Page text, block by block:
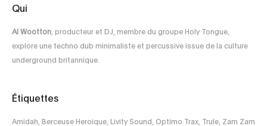
Qui
Al Wootton , producteur et DJ, membre du groupe Holy Tongue,
explore une techno dub minimaliste et percussive issue de la culture
underground britannique.
Étiquettes
Amidah, Berceuse Heroique, Livity Sound, Optimo Trax, Trule, Zam Zam